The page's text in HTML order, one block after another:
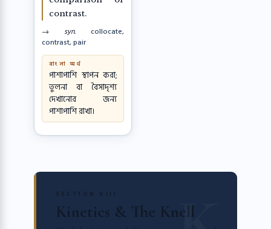
contrast.
→ syn. collocate,
contrast, pair
বাংলা অর্থ
পাশাপাশি স্থাপন করা;
তুলনা বা বৈসাদৃশ্য
দেখানোর জন্য
পাশাপাশি রাখা।
SECTION VIII
Kinetics & The Knell